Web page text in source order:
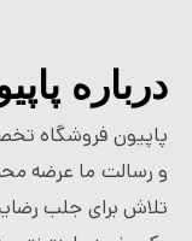
درباره
پاپیون فروشگاه
و رسالت ما عرضه
تلاش برای جلب